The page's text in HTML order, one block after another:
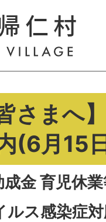
さまへ
(6月15
金 育児休
ルス感染症